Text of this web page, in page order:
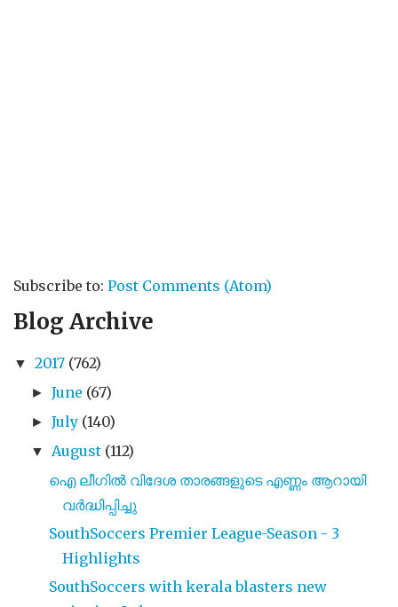
Subscribe to: Post Comments (Atom)
Blog Archive
▼ 2017 (762)
►June (67)
►July (140)
▼ August (112)
ഐ ലീഗിൽ വിദേശ താരങ്ങളുടെ എണ്ണം ആറായി
വർദ്ധിപ്പിച്ചു
SouthSoccers Premier League-Season - 3
Highlights
SouthSoccers with kerala blasters new